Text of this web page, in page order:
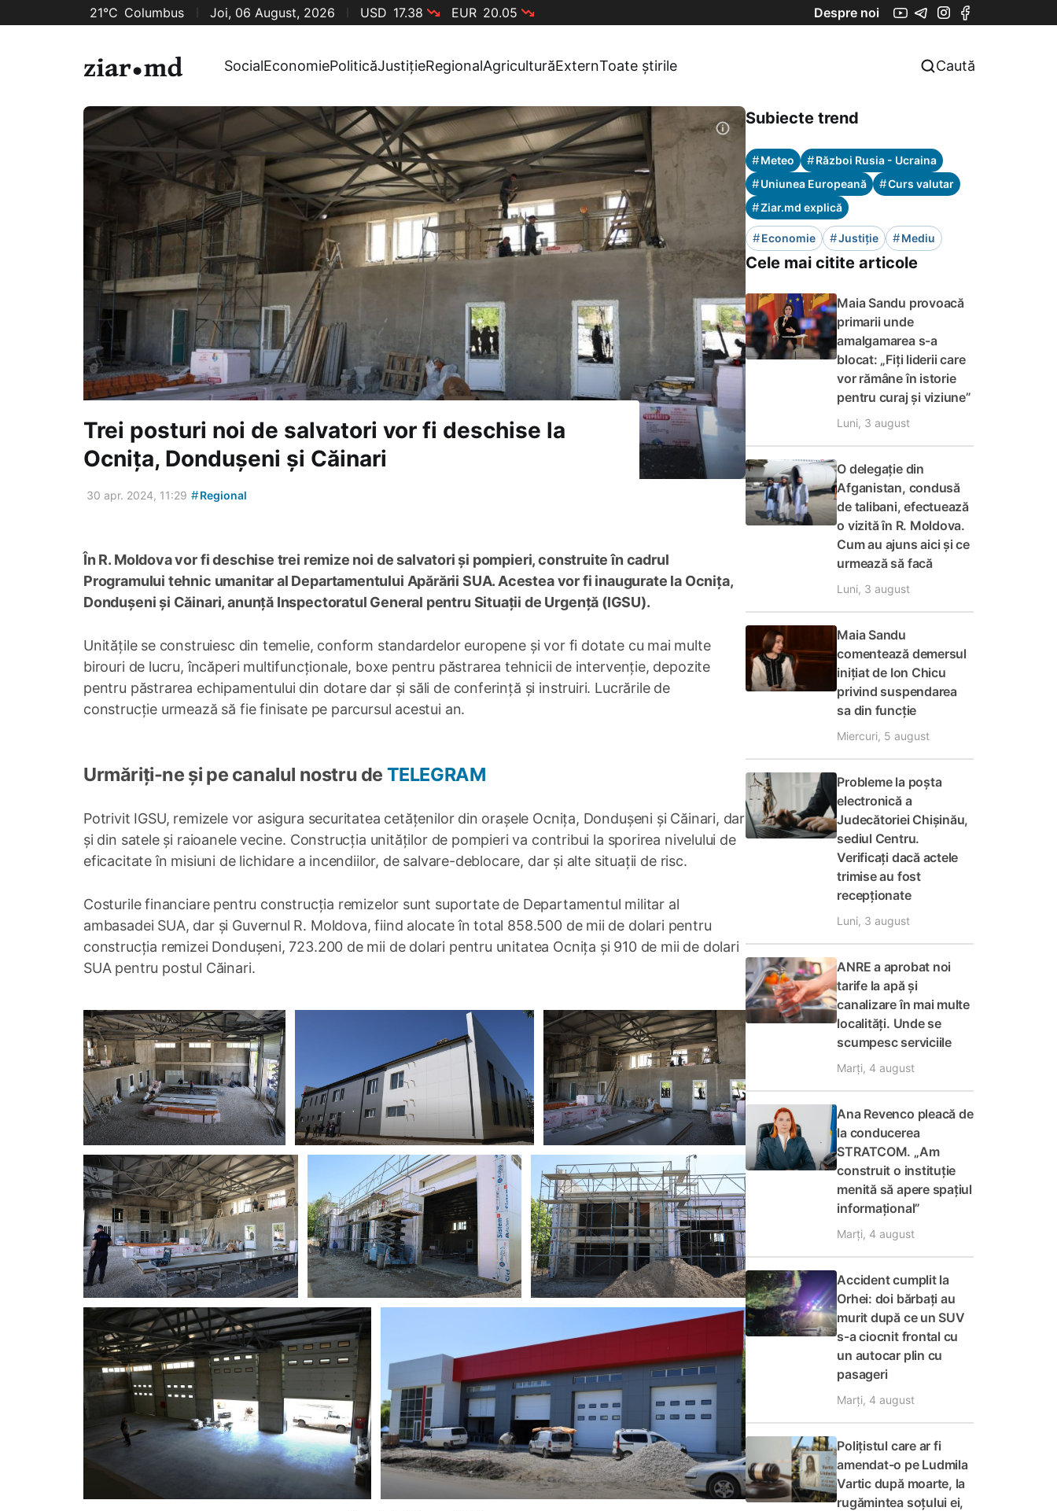
21°C Columbus Joi, 06 August, 2026 USD 17.38 EUR 20.05 Despre noi
SocialEconomiePoliticăJustițieRegionalAgriculturăExternToate știrile Caută
Trei posturi noi de salvatori vor fi deschise la
Ocnița, Dondușeni și Căinari
30 apr. 2024, 11:29 #Regional
În R. Moldova vor fi deschise trei remize noi de salvatori și pompieri, construite în cadrul
Programului tehnic umanitar al Departamentului Apărării SUA. Acestea vor fi inaugurate la Ocnița,
Dondușeni și Căinari, anunță Inspectoratul General pentru Situații de Urgență (IGSU).
Unitățile se construiesc din temelie, conform standardelor europene și vor fi dotate cu mai multe
birouri de lucru, încăperi multifuncționale, boxe pentru păstrarea tehnicii de intervenție, depozite
pentru păstrarea echipamentului din dotare dar și săli de conferință și instruiri. Lucrările de
construcție urmează să fie finisate pe parcursul acestui an.
Urmăriți-ne și pe canalul nostru de TELEGRAM
Potrivit IGSU, remizele vor asigura securitatea cetățenilor din orașele Ocnița, Dondușeni și Căinari, dar
și din satele și raioanele vecine. Construcția unităților de pompieri va contribui la sporirea nivelului de
eficacitate în misiuni de lichidare a incendiilor, de salvare-deblocare, dar și alte situații de risc.
Costurile financiare pentru construcția remizelor sunt suportate de Departamentul militar al
ambasadei SUA, dar și Guvernul R. Moldova, fiind alocate în total 858.500 de mii de dolari pentru
construcția remizei Dondușeni, 723.200 de mii de dolari pentru unitatea Ocnița și 910 de mii de dolari
SUA pentru postul Căinari.
Subiecte trend
#Meteo #Război Rusia - Ucraina
#Uniunea Europeană #Curs valutar
#Ziar.md explică
#Economie #Justiție #Mediu
Cele mai citite articole
Maia Sandu provoacă
primarii unde
amalgamarea s-a
blocat: „Fiți liderii care
vor rămâne în istorie
pentru curaj și viziune”
Luni, 3 august
O delegație din
Afganistan, condusă
de talibani, efectuează
o vizită în R. Moldova.
Cum au ajuns aici și ce
urmează să facă
Luni, 3 august
Maia Sandu
comentează demersul
inițiat de Ion Chicu
privind suspendarea
sa din funcție
Miercuri, 5 august
Probleme la poșta
electronică a
Judecătoriei Chișinău,
sediul Centru.
Verificați dacă actele
trimise au fost
recepționate
Luni, 3 august
ANRE a aprobat noi
tarife la apă și
canalizare în mai multe
localități. Unde se
scumpesc serviciile
Marți, 4 august
Ana Revenco pleacă de
la conducerea
STRATCOM. „Am
construit o instituție
menită să apere spațiul
informațional”
Marți, 4 august
Accident cumplit la
Orhei: doi bărbați au
murit după ce un SUV
s-a ciocnit frontal cu
un autocar plin cu
pasageri
Marți, 4 august
Polițistul care ar fi
amendat-o pe Ludmila
Vartic după moarte, la
rugămintea soțului ei,